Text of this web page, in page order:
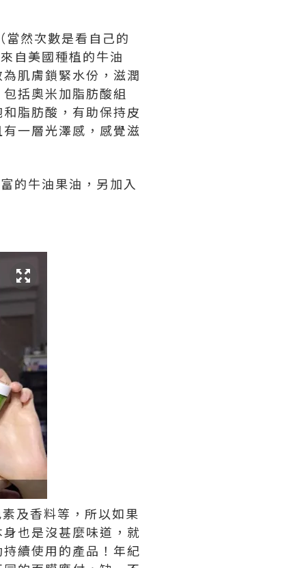
然次數是看自己的
自美國種植的牛油
肌膚鎖緊水份，滋潤
括奧米加脂肪酸組
脂肪酸，有助保持皮
一層光澤感，感覺滋
的牛油果油，另加入
及香料等，所以如果
也是沒甚麼味道，就
續使用的產品！年紀